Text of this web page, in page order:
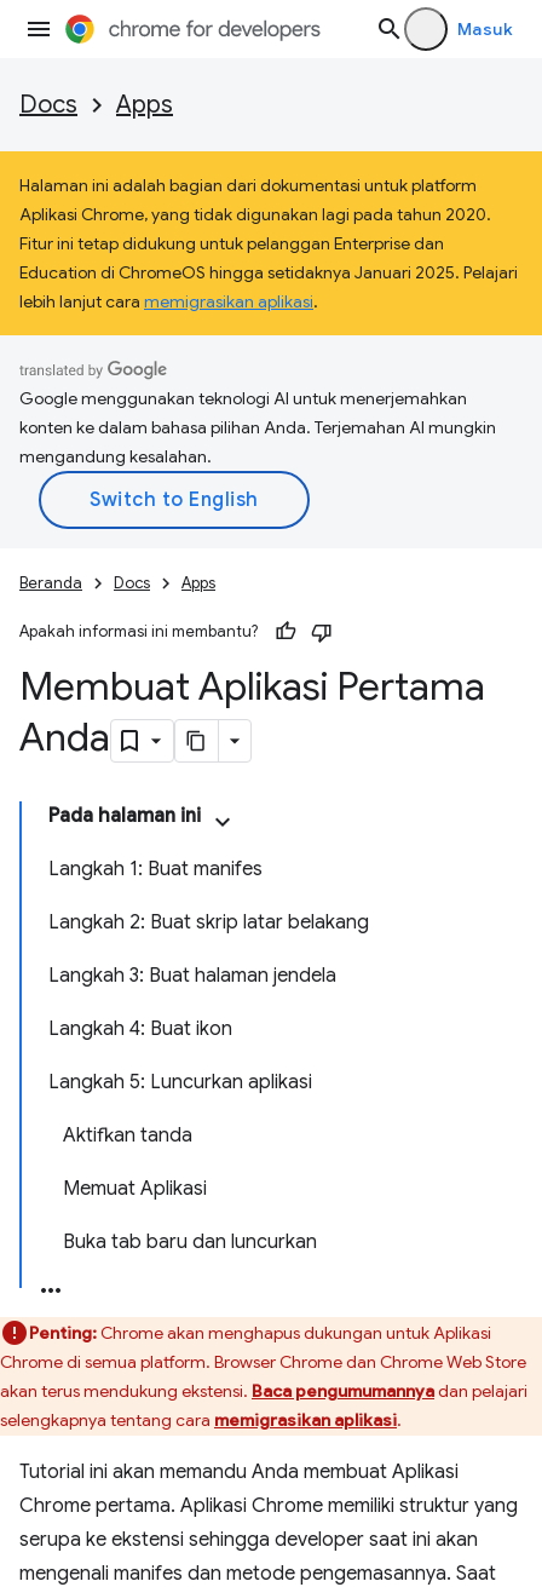
Masuk
Docs Apps
Halaman ini adalah bagian dari dokumentasi untuk platform
Aplikasi Chrome, yang tidak digunakan lagi pada tahun 2020.
Fitur ini tetap didukung untuk pelanggan Enterprise dan
Education di ChromeOS hingga setidaknya Januari 2025. Pelajari
lebih lanjut cara memigrasikan aplikasi.
Google menggunakan teknologi AI untuk menerjemahkan
konten ke dalam bahasa pilihan Anda. Terjemahan AI mungkin
mengandung kesalahan.
Beranda Docs Apps
Apakah informasi ini membantu?
Membuat Aplikasi Pertama
Anda
Pada halaman ini
Langkah 1: Buat manifes
Langkah 2: Buat skrip latar belakang
Langkah 3: Buat halaman jendela
Langkah 4: Buat ikon
Langkah 5: Luncurkan aplikasi
Aktifkan tanda
Memuat Aplikasi
Buka tab baru dan luncurkan
Penting:Chrome akan menghapus dukungan untuk Aplikasi
Chrome di semua platform. Browser Chrome dan Chrome Web Store
akan terus mendukung ekstensi. Baca pengumumannyadan pelajari
selengkapnya tentang cara memigrasikan aplikasi.
Tutorial ini akan memandu Anda membuat Aplikasi
Chrome pertama. Aplikasi Chrome memiliki struktur yang
serupa ke ekstensi sehingga developer saat ini akan
mengenali manifes dan metode pengemasannya. Saat